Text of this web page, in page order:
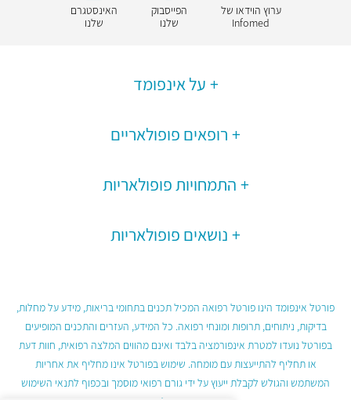
ערוץ הוידאו של
Infomed
הפייסבוק
שלנו
האינסטגרם
שלנו
על אינפומד
רופאים פופולאריים
התמחויות פופולאריות
נושאים פופולאריות
פורטל אינפומד הינו פורטל רפואה המכיל תכנים בתחומי בריאות, מידע על מחלות,
בדיקות, ניתוחים, תרופות ומונחי רפואה. כל המידע, העזרים והתכנים המופיעים
בפורטל נועדו למטרת אינפורמציה בלבד ואינם מהווים המלצה רפואית, חוות דעת
או תחליף להתייעצות עם מומחה. שימוש בפורטל אינו מחליף את אחריות
המשתמש והגולש לקבלת ייעוץ על ידי גורם רפואי מוסמך ובכפוף לתנאי השימוש